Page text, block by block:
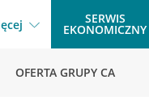
SERWIS
EKONOMICZNY
OFERTA GRUPY CA